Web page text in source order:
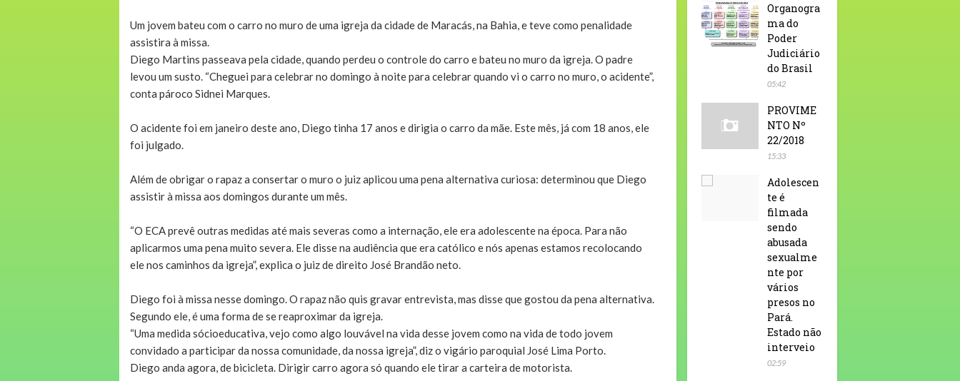
Um jovem bateu com o carro no muro de uma igreja da cidade de Maracás, na Bahia, e teve como penalidade
assistira à missa.
Diego Martins passeava pela cidade, quando perdeu o controle do carro e bateu no muro da igreja. O padre
levou um susto. “Cheguei para celebrar no domingo à noite para celebrar quando vi o carro no muro, o acidente”,
conta pároco Sidnei Marques.
O acidente foi em janeiro deste ano, Diego tinha 17 anos e dirigia o carro da mãe. Este mês, já com 18 anos, ele
foi julgado.
Além de obrigar o rapaz a consertar o muro o juiz aplicou uma pena alternativa curiosa: determinou que Diego
assistir à missa aos domingos durante um mês.
“O ECA prevê outras medidas até mais severas como a internação, ele era adolescente na época. Para não
aplicarmos uma pena muito severa. Ele disse na audiência que era católico e nós apenas estamos recolocando
ele nos caminhos da igreja”, explica o juiz de direito José Brandão neto.
Diego foi à missa nesse domingo. O rapaz não quis gravar entrevista, mas disse que gostou da pena alternativa.
Segundo ele, é uma forma de se reaproximar da igreja.
“Uma medida sócioeducativa, vejo como algo louvável na vida desse jovem como na vida de todo jovem
convidado a participar da nossa comunidade, da nossa igreja”, diz o vigário paroquial José Lima Porto.
Diego anda agora, de bicicleta. Dirigir carro agora só quando ele tirar a carteira de motorista.
Organogra
ma do
Poder
Judiciário
do Brasil
05:42
PROVIME
NTO Nº
22/2018
15:33
Adolescen
te é
filmada
sendo
abusada
sexualme
nte por
vários
presos no
Pará.
Estado não
interveio
02:59